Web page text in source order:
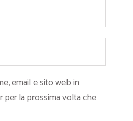
email e sito web in
la prossima volta che